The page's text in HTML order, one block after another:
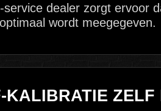
service dealer zorgt ervoor
wordt meegegeven.
KALIBRATIE ZELF